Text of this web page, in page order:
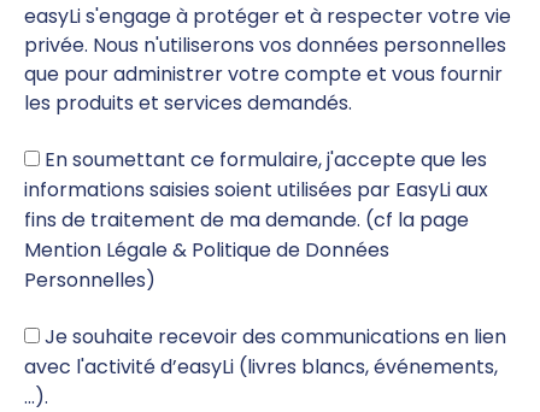
easyLi s'engage à protéger et à respecter votre vie
privée. Nous n'utiliserons vos données personnelles
que pour administrer votre compte et vous fournir
les produits et services demandés.
En soumettant ce formulaire, j'accepte que les
informations saisies soient utilisées par EasyLi aux
fins de traitement de ma demande. (cf la page
Mention Légale & Politique de Données
Personnelles)
Je souhaite recevoir des communications en lien
avec l'activité d’easyLi (livres blancs, événements,
...).